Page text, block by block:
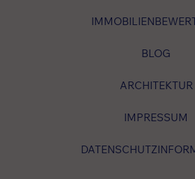
BLOG
ARCHITEKTUR
IMPRESSUM